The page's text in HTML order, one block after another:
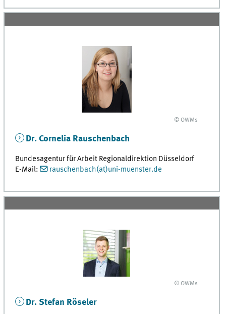
© OWMs
Dr. Cornelia Rauschenbach
Bundesagentur für Arbeit Regionaldirektion Düsseldorf
E-Mail:
rauschenbach(at)uni-muenster.de
© OWMs
Dr. Stefan Röseler